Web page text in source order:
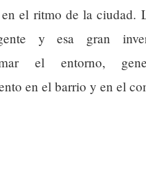
el ritmo de la ciudad.
y esa gran
el entorno,
en el barrio y en el